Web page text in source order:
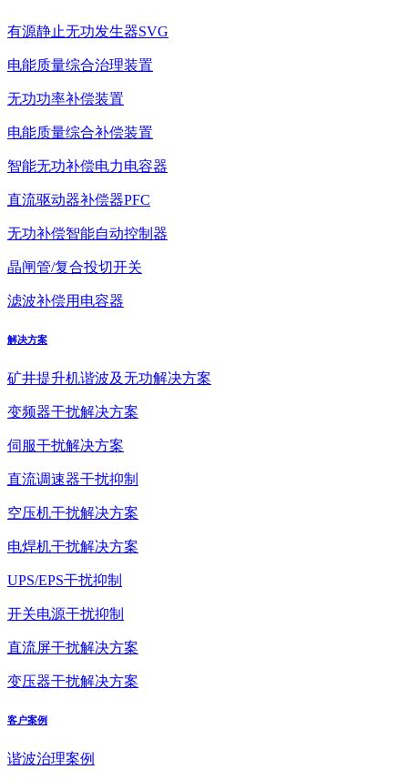
有源静止无功发生器SVG
电能质量综合治理装置
无功功率补偿装置
电能质量综合补偿装置
智能无功补偿电力电容器
直流驱动器补偿器PFC
无功补偿智能自动控制器
晶闸管/复合投切开关
滤波补偿用电容器
解决方案
矿井提升机谐波及无功解决方案
变频器干扰解决方案
伺服干扰解决方案
直流调速器干扰抑制
空压机干扰解决方案
电焊机干扰解决方案
UPS/EPS干扰抑制
开关电源干扰抑制
直流屏干扰解决方案
变压器干扰解决方案
客户案例
谐波治理案例